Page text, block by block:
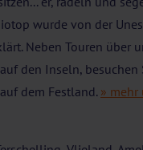
wurde von der
Neben Touren über
den Inseln, besuchen
dem Festland. » mehr